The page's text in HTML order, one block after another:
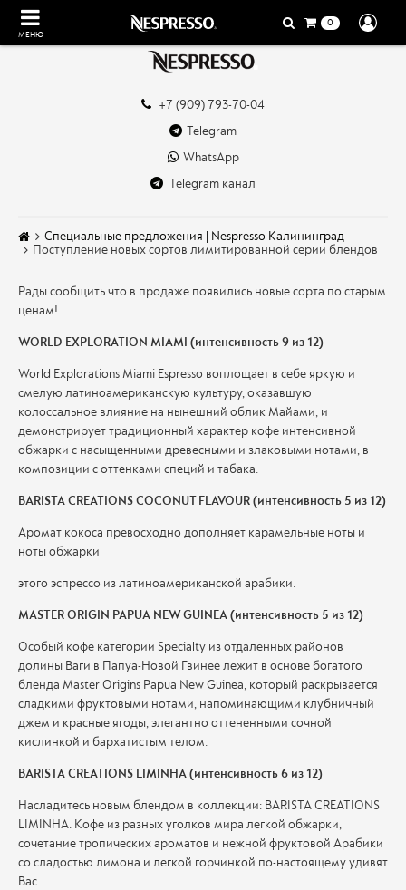
МЕНЮ
0
+7 (909) 793-70-04
Telegram
WhatsApp
Telegram канал
Специальные предложения | Nespresso Калининград
Поступление новых сортов лимитированной серии блендов
Рады сообщить что в продаже появились новые сорта по старым
ценам!
WORLD EXPLORATION MIAMI (интенсивность 9 из 12)
World Explorations Miami Espresso воплощает в себе яркую и
смелую латиноамериканскую культуру, оказавшую
колоссальное влияние на нынешний облик Майами, и
демонстрирует традиционный характер кофе интенсивной
обжарки с насыщенными древесными и злаковыми нотами, в
композиции с оттенками специй и табака.
BARISTA CREATIONS COCONUT FLAVOUR (интенсивность 5 из 12)
Аромат кокоса превосходно дополняет карамельные ноты и
ноты обжарки
этого эспрессо из латиноамериканской арабики.
MASTER ORIGIN PAPUA NEW GUINEA (интенсивность 5 из 12)
Особый кофе категории Specialty из отдаленных районов
долины Ваги в Папуа-Новой Гвинее лежит в основе богатого
бленда Master Origins Papua New Guinea, который раскрывается
сладкими фруктовыми нотами, напоминающими клубничный
джем и красные ягоды, элегантно оттененными сочной
кислинкой и бархатистым телом.
BARISTA CREATIONS LIMINHA (интенсивность 6 из 12)
Насладитесь новым блендом в коллекции: BARISTA CREATIONS
LIMINHA. Кофе из разных уголков мира легкой обжарки,
сочетание тропических ароматов и нежной фруктовой Арабики
со сладостью лимона и легкой горчинкой по-настоящему удивят
Вас.